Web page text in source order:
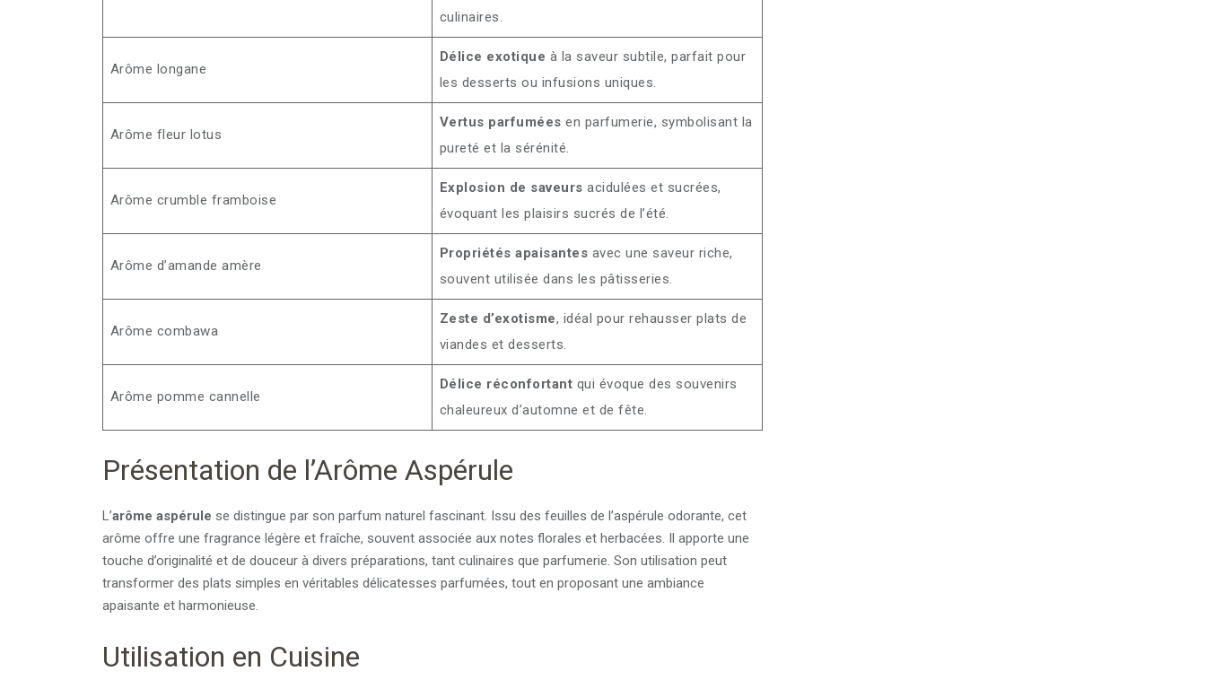
culinaires.
Arôme longane
Délice exotique à la saveur subtile, parfait pour
les desserts ou infusions uniques.
Arôme fleur lotus
Vertus parfumées en parfumerie, symbolisant la
pureté et la sérénité.
Arôme crumble framboise
Explosion de saveurs acidulées et sucrées,
évoquant les plaisirs sucrés de l’été.
Arôme d’amande amère
Propriétés apaisantes avec une saveur riche,
souvent utilisée dans les pâtisseries.
Arôme combawa
Zeste d’exotisme, idéal pour rehausser plats de
viandes et desserts.
Arôme pomme cannelle
Délice réconfortant qui évoque des souvenirs
chaleureux d’automne et de fête.
Présentation de l’Arôme Aspérule
L’arôme aspérule se distingue par son parfum naturel fascinant. Issu des feuilles de l’aspérule odorante, cet
arôme offre une fragrance légère et fraîche, souvent associée aux notes florales et herbacées. Il apporte une
touche d’originalité et de douceur à divers préparations, tant culinaires que parfumerie. Son utilisation peut
transformer des plats simples en véritables délicatesses parfumées, tout en proposant une ambiance
apaisante et harmonieuse.
Utilisation en Cuisine